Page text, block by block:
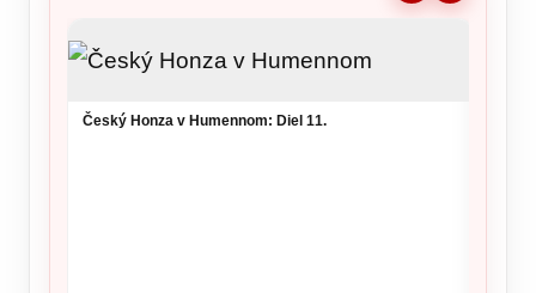
Český Honza v Humennom: Diel 11.